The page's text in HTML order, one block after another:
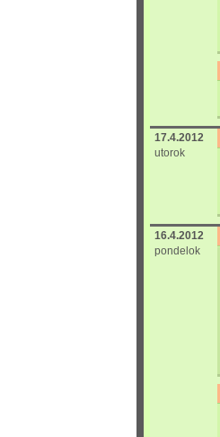
17.4.2012
utorok
16.4.2012
pondelok